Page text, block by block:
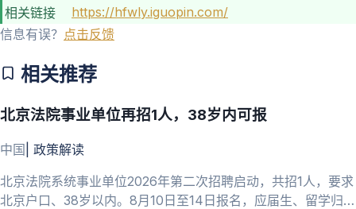
相关链接
https://hfwly.iguopin.com/
信息有误？ 点击反馈
相关推荐
北京法院事业单位再招1人，38岁内可报
中国 政策解读
北京法院系统事业单位2026年第二次招聘启动，共招1人，要求
北京户口、38岁以内。8月10日至14日报名，应届生、留学归国